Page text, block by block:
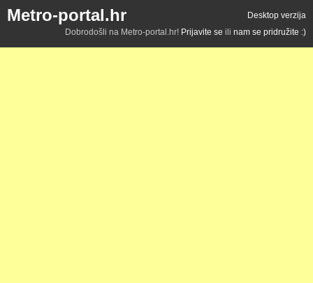
Metro-portal.hr
Desktop verzija
Dobrodošli na Metro-portal.hr! Prijavite se ili nam se pridružite :)